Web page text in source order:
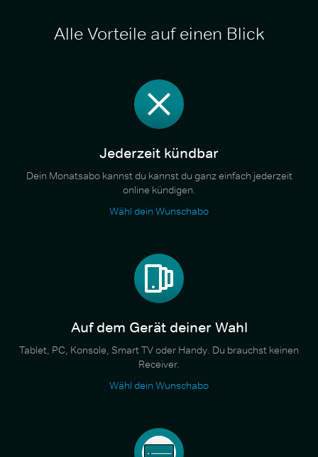
Alle Vorteile auf einen Blick
Jederzeit kündbar
Dein Monatsabo kannst du kannst du ganz einfach jederzeit
online kündigen.
Wähl dein Wunschabo
Auf dem Gerät deiner Wahl
Tablet, PC, Konsole, Smart TV oder Handy. Du brauchst keinen
Receiver.
Wähl dein Wunschabo